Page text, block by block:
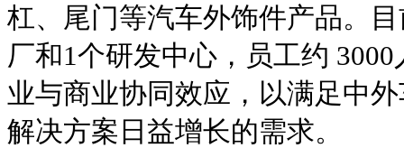
杠、尾门等汽车外饰件产品。
厂和1个研发中心，员工约
业与商业协同效应，以满足中
解决方案日益增长的需求。